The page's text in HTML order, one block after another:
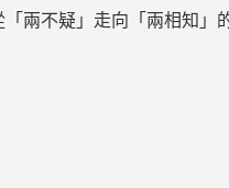
兩不疑」走向「兩相知」